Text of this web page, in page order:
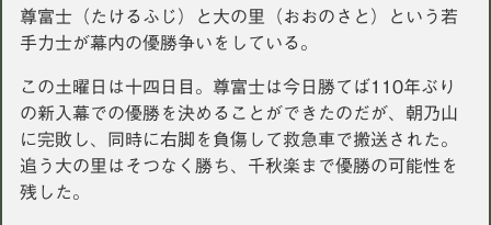
尊富士（たけるふじ）と大の里（おおのさと）という若
手力士が幕内の優勝争いをしている。
この土曜日は十四日目。尊富士は今日勝てば110年ぶり
の新入幕での優勝を決めることができたのだが、朝乃山
に完敗し、同時に右脚を負傷して救急車で搬送された。
追う大の里はそつなく勝ち、千秋楽まで優勝の可能性を
残した。